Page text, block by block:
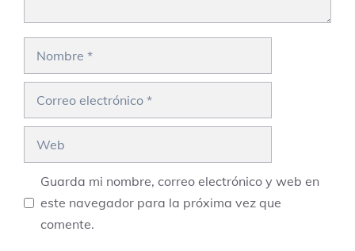
Guarda mi nombre, correo electrónico y web en
este navegador para la próxima vez que
comente.